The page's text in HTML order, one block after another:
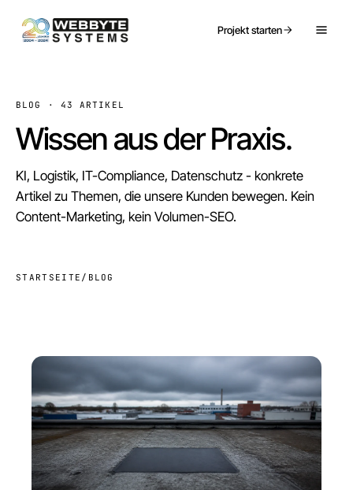
Projekt starten
BLOG · 43 ARTIKEL
Wissen aus der Praxis.
KI, Logistik, IT-Compliance, Datenschutz - konkrete
Artikel zu Themen, die unsere Kunden bewegen. Kein
Content-Marketing, kein Volumen-SEO.
STARTSEITE / BLOG